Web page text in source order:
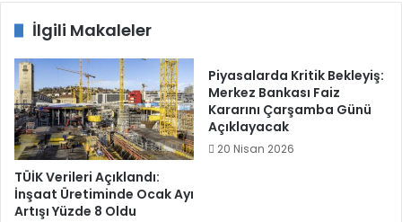
İlgili Makaleler
TÜİK Verileri Açıklandı:
İnşaat Üretiminde Ocak Ayı
Artışı Yüzde 8 Oldu
Piyasalarda Kritik Bekleyiş:
Merkez Bankası Faiz
Kararını Çarşamba Günü
Açıklayacak
20 Nisan 2026